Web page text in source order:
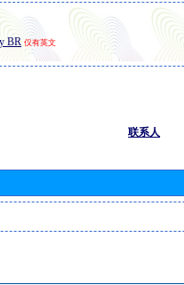
BR 仅有英文
联系人